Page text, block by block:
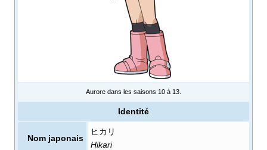
Aurore dans les saisons 10 à 13.
Identité
Nom japonais
ヒカリ
Hikari